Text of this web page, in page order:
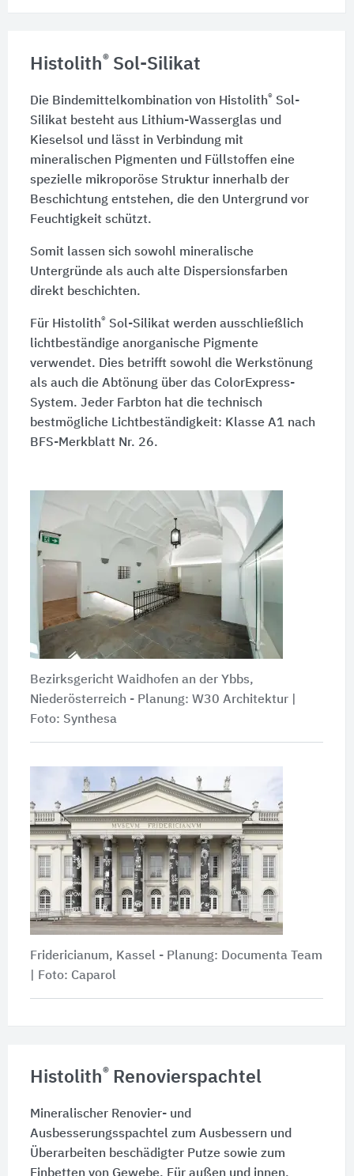
Histolith® Sol-Silikat
Die Bindemittelkombination von Histolith® Sol-
Silikat besteht aus Lithium-Wasserglas und
Kieselsol und lässt in Verbindung mit
mineralischen Pigmenten und Füllstoffen eine
spezielle mikroporöse Struktur innerhalb der
Beschichtung entstehen, die den Untergrund vor
Feuchtigkeit schützt.
Somit lassen sich sowohl mineralische
Untergründe als auch alte Dispersionsfarben
direkt beschichten.
Für Histolith® Sol-Silikat werden ausschließlich
lichtbeständige anorganische Pigmente
verwendet. Dies betrifft sowohl die Werkstönung
als auch die Abtönung über das ColorExpress-
System. Jeder Farbton hat die technisch
bestmögliche Lichtbeständigkeit: Klasse A1 nach
BFS-Merkblatt Nr. 26.
Bezirksgericht Waidhofen an der Ybbs,
Niederösterreich - Planung: W30 Architektur |
Foto: Synthesa
Fridericianum, Kassel - Planung: Documenta Team
| Foto: Caparol
Histolith® Renovierspachtel
Mineralischer Renovier- und
Ausbesserungsspachtel zum Ausbessern und
Überarbeiten beschädigter Putze sowie zum